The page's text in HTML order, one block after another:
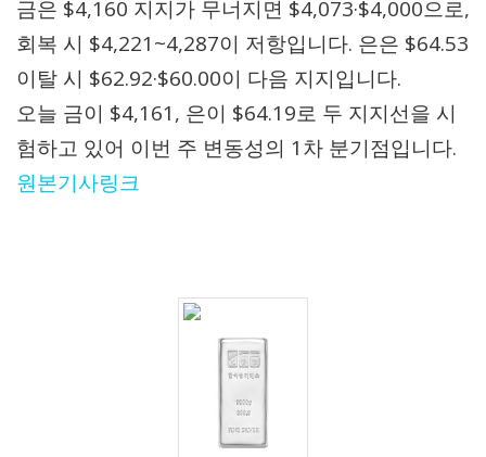
금은 $4,160 지지가 무너지면 $4,073·$4,000으로,
회복 시 $4,221~4,287이 저항입니다. 은은 $64.53
이탈 시 $62.92·$60.00이 다음 지지입니다.
오늘 금이 $4,161, 은이 $64.19로 두 지지선을 시
험하고 있어 이번 주 변동성의 1차 분기점입니다.
원본기사링크